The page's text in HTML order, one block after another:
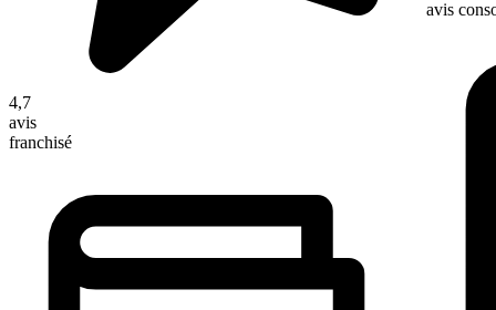
4,7
avis
franchisé
avis